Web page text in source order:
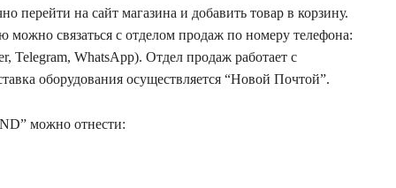
перейти на сайт магазина и добавить товар в корзину.
можно связаться с отделом продаж по номеру телефона:
Telegram, WhatsApp). Отдел продаж работает с
оборудования осуществляется “Новой Почтой”.
можно отнести: